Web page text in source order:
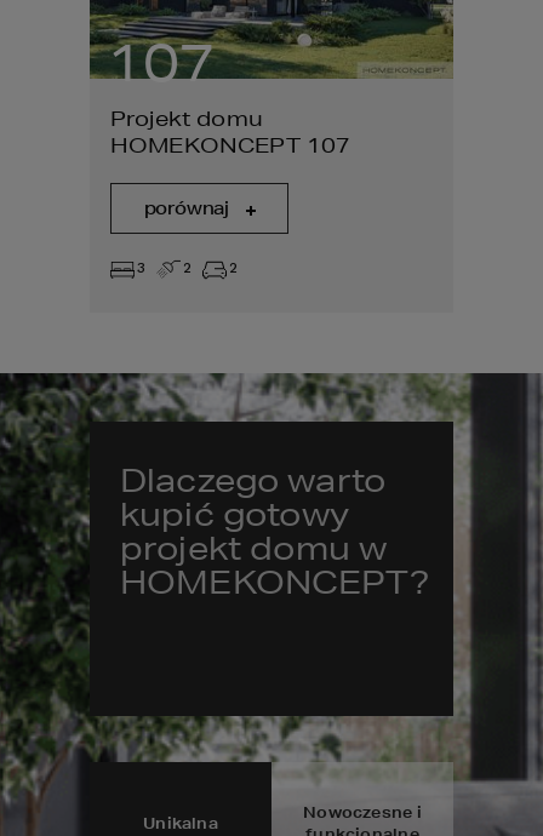
107
Projekt domu
HOMEKONCEPT 107
porównaj
3 2 2
Dlaczego warto
kupić gotowy
projekt domu w
HOMEKONCEPT?
Unikalna
Nowoczesne i